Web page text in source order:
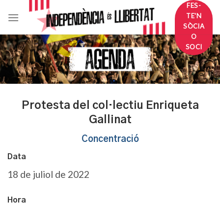
FES-
TE'N
SÒCIA
O
SOCI
Protesta del col·lectiu Enriqueta
Gallinat
Concentració
Data
18 de juliol de 2022
Hora